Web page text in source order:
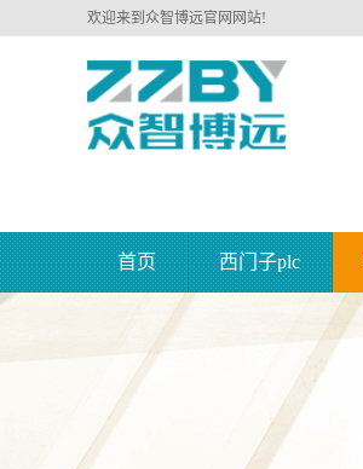
欢迎来到众智博远官网网站!
首页 西门子plc